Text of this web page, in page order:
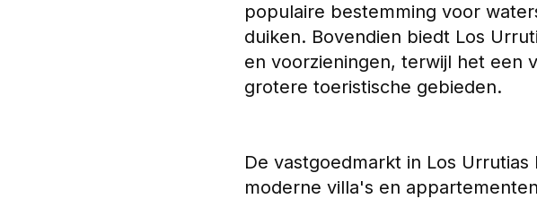
populaire bestemming voor
duiken. Bovendien biedt Los
en voorzieningen, terwijl het een
grotere toeristische gebieden.
De vastgoedmarkt in Los
moderne villa's en